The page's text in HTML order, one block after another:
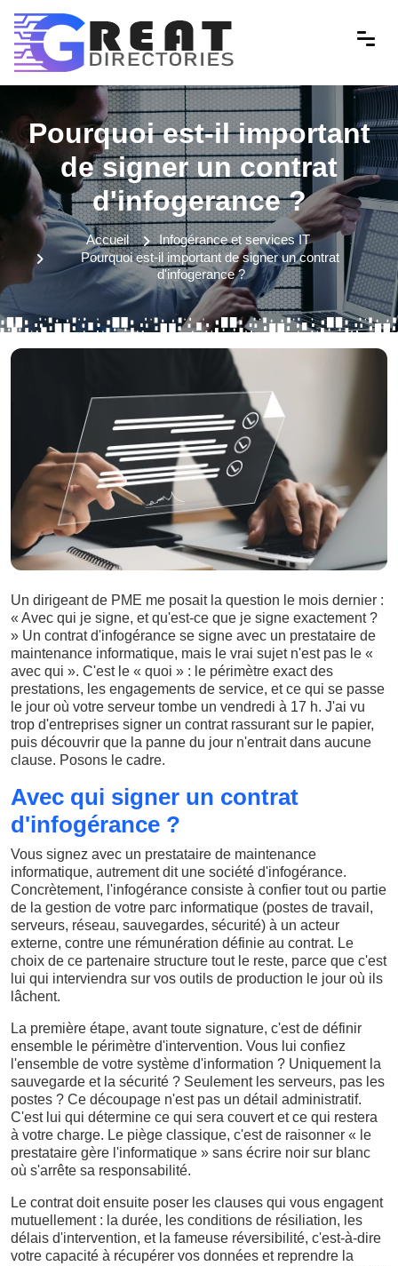
Pourquoi est-il important
de signer un contrat
d'infogerance ?
Accueil
Infogérance et services IT
Pourquoi est-il important de signer un contrat
d'infogerance ?
Un dirigeant de PME me posait la question le mois dernier :
« Avec qui je signe, et qu'est-ce que je signe exactement ?
» Un contrat d'infogérance se signe avec un prestataire de
maintenance informatique, mais le vrai sujet n'est pas le «
avec qui ». C'est le « quoi » : le périmètre exact des
prestations, les engagements de service, et ce qui se passe
le jour où votre serveur tombe un vendredi à 17 h. J'ai vu
trop d'entreprises signer un contrat rassurant sur le papier,
puis découvrir que la panne du jour n'entrait dans aucune
clause. Posons le cadre.
Avec qui signer un contrat
d'infogérance ?
Vous signez avec un prestataire de maintenance
informatique, autrement dit une société d'infogérance.
Concrètement, l'infogérance consiste à confier tout ou partie
de la gestion de votre parc informatique (postes de travail,
serveurs, réseau, sauvegardes, sécurité) à un acteur
externe, contre une rémunération définie au contrat. Le
choix de ce partenaire structure tout le reste, parce que c'est
lui qui interviendra sur vos outils de production le jour où ils
lâchent.
La première étape, avant toute signature, c'est de définir
ensemble le périmètre d'intervention. Vous lui confiez
l'ensemble de votre système d'information ? Uniquement la
sauvegarde et la sécurité ? Seulement les serveurs, pas les
postes ? Ce découpage n'est pas un détail administratif.
C'est lui qui détermine ce qui sera couvert et ce qui restera
à votre charge. Le piège classique, c'est de raisonner « le
prestataire gère l'informatique » sans écrire noir sur blanc
où s'arrête sa responsabilité.
Le contrat doit ensuite poser les clauses qui vous engagent
mutuellement : la durée, les conditions de résiliation, les
délais d'intervention, et la fameuse réversibilité, c'est-à-dire
votre capacité à récupérer vos données et reprendre la